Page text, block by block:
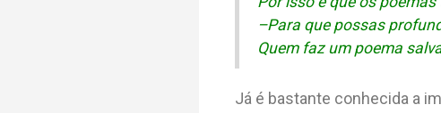
–Para que possas
Quem faz um poema
Já é bastante conhecida a